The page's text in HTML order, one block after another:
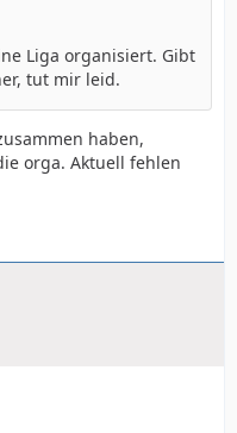
Liga organisiert. Gibt
tut mir leid.
haben,
orga. Aktuell fehlen